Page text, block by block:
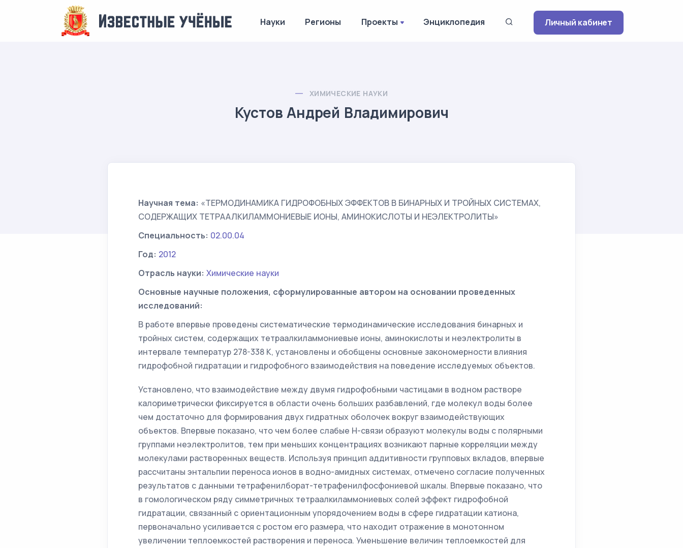
Науки Регионы Проекты Энциклопедия Личный кабинет
ХИМИЧЕСКИЕ НАУКИ
Кустов Андрей Владимирович
Научная тема: «ТЕРМОДИНАМИКА ГИДРОФОБНЫХ ЭФФЕКТОВ В БИНАРНЫХ И ТРОЙНЫХ СИСТЕМАХ,
СОДЕРЖАЩИХ ТЕТРААЛКИЛАММОНИЕВЫЕ ИОНЫ, АМИНОКИСЛОТЫ И НЕЭЛЕКТРОЛИТЫ»
Специальность: 02.00.04
Год: 2012
Отрасль науки: Химические науки
Основные научные положения, сформулированные автором на основании проведенных
исследований:
В работе впервые проведены систематические термодинамические исследования бинарных и
тройных систем, содержащих тетраалкиламмониевые ионы, аминокислоты и неэлектролиты в
интервале температур 278-338 К, установлены и обобщены основные закономерности влияния
гидрофобной гидратации и гидрофобного взаимодействия на поведение исследуемых объектов.
Установлено, что взаимодействие между двумя гидрофобными частицами в водном растворе
калориметрически фиксируется в области очень больших разбавлений, где молекул воды более
чем достаточно для формирования двух гидратных оболочек вокруг взаимодействующих
объектов. Впервые показано, что чем более слабые Н-связи образуют молекулы воды с полярными
группами неэлектролитов, тем при меньших концентрациях возникают парные корреляции между
молекулами растворенных веществ. Используя принцип аддитивности групповых вкладов, впервые
рассчитаны энтальпии переноса ионов в водно-амидных системах, отмечено согласие полученных
результатов с данными тетрафенилборат-тетрафенилфосфониевой шкалы. Впервые показано, что
в гомологическом ряду симметричных тетраалкиламмониевых солей эффект гидрофобной
гидратации, связанный с ориентационным упорядочением воды в сфере гидратации катиона,
первоначально усиливается с ростом его размера, что находит отражение в монотонном
увеличении теплоемкостей растворения и переноса. Уменьшение величин теплоемкостей для